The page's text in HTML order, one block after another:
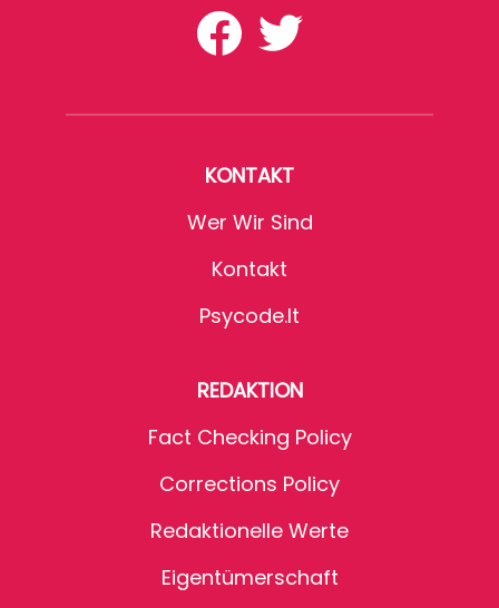
KONTAKT
Wer Wir Sind
Kontakt
Psycode.it
REDAKTION
Fact Checking Policy
Corrections Policy
Redaktionelle Werte
Eigentümerschaft